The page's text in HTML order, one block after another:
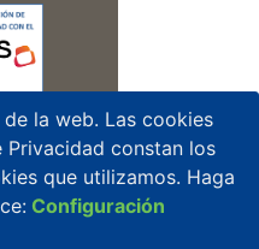
la web. Las cookies
constan los
que utilizamos. Haga
Configuración